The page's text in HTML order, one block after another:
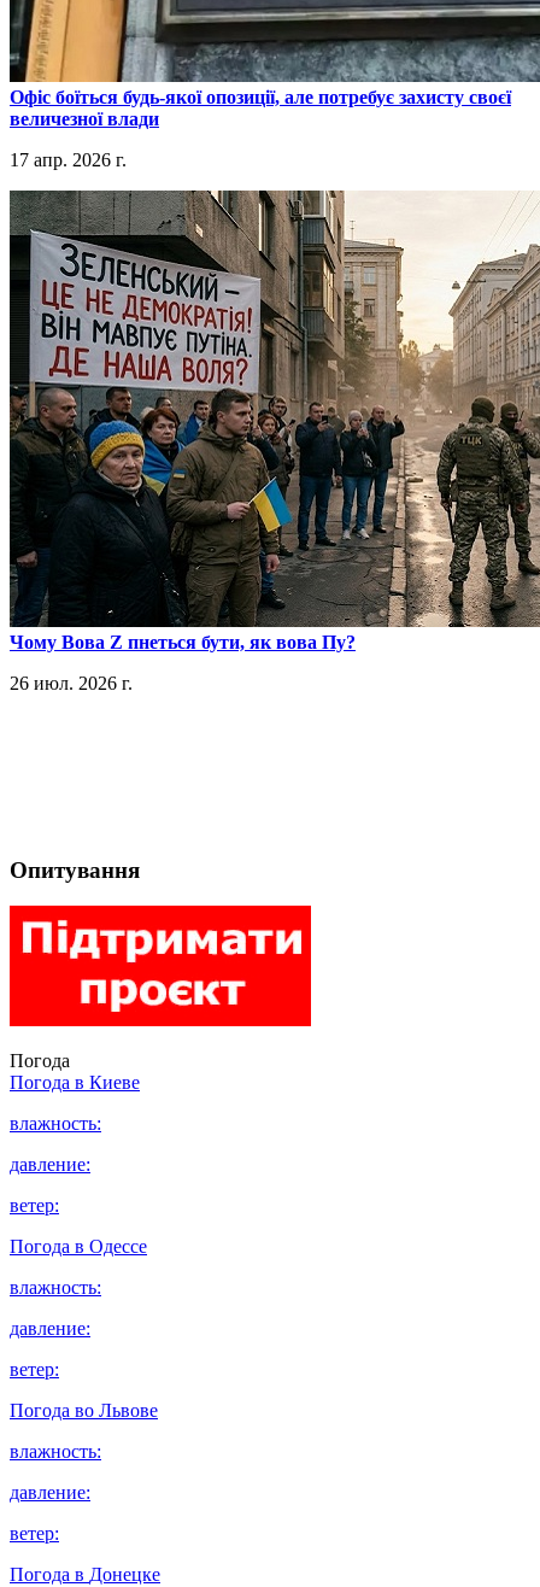
​Офіс боїться будь-якої опозиції, але потребує захисту своєї
величезної влади
17 апр. 2026 г.
​Чому Вова Z пнеться бути, як вова Пу?
26 июл. 2026 г.
Опитування
Погода
Погода в Киеве
влажность:
давление:
ветер:
Погода в Одессе
влажность:
давление:
ветер:
Погода во Львове
влажность:
давление:
ветер:
Погода в Донецке